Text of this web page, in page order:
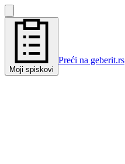
Moji spiskovi
Preći na geberit.rs